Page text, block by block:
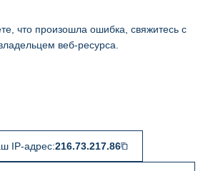
что произошла ошибка, свяжитесь с
веб-ресурса.
IP-адрес:216.73.217.86